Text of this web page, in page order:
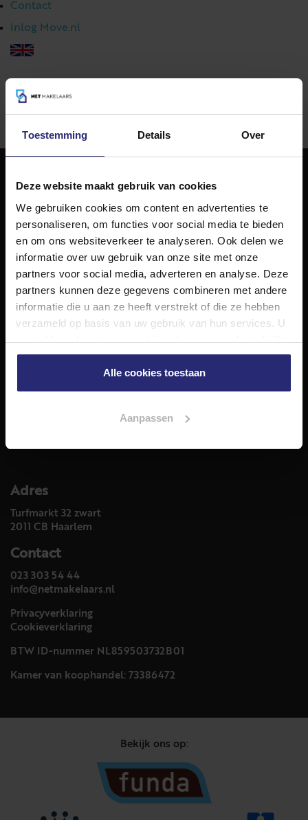
Toestemming Details Over
Deze website maakt gebruik van cookies
We gebruiken cookies om content en advertenties te
personaliseren, om functies voor social media te bieden
en om ons websiteverkeer te analyseren. Ook delen we
informatie over uw gebruik van onze site met onze
partners voor social media, adverteren en analyse. Deze
partners kunnen deze gegevens combineren met andere
informatie die u aan ze heeft verstrekt of die ze hebben
verzameld op basis van uw gebruik van hun services. U
gaat akkoord met onze cookies als u onze website blijft
gebruiken.
Alle cookies toestaan
Aanpassen
Contact
Inlog Move.nl
023 303 54 44
NET Makelaars
NET Makelaars is een modern makelaarskantoor met
decennialange ervaring in het vak en diepgaande kennis
van de huizenmarkt in Haarlem en omstreken.
Volg ons op
Diensten
Aankoop
Meer informatie over
Adres
Turfmarkt 32 zwart
2011 CB Haarlem
Contact
023 303 54 44
info@netmakelaars.nl
Privacyverklaring
Cookieverklaring
BTW ID-nummer NL859503732B01
Kamer van koophandel: 73386472
Bekijk ons op: